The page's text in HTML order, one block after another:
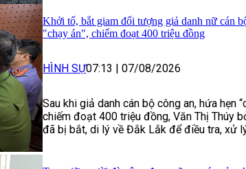
Khởi tố, bắt giam đối tượng giả danh nữ cán
"chạy án", chiếm đoạt 400 triệu đồng
HÌNH SỰ07:13 | 07/08/2026
Sau khi giả danh cán bộ công an, hứa hẹn
chiếm đoạt 400 triệu đồng, Văn Thị Thúy
đã bị bắt, di lý về Đắk Lắk để điều tra, xử